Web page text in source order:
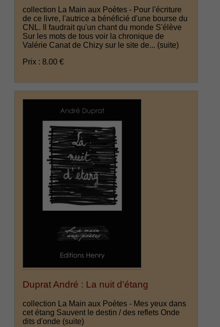
collection La Main aux Poètes - Pour l'écriture
de ce livre, l'autrice a bénéficié d'une bourse du
CNL. Il faudrait qu'un chant du monde S'élève
Sur les mots de tous voir la chronique de
Valérie Canat de Chizy sur le site de... (suite)
Prix : 8.00 €
Duprat André : La nuit d'étang
collection La Main aux Poètes - Mes yeux dans
cet étang Sauvent le destin / des reflets Onde
dits d'onde (suite)